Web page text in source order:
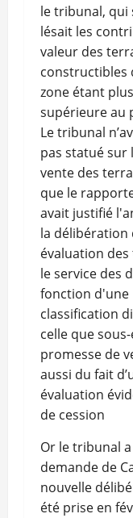
le tribunal, qui
lésait les
valeur des
constructibles
zone étant
supérieure au
Le tribunal
pas statué sur
vente des
que le
avait justifié
la délibération
évaluation
le service des
fonction d'une
classification
celle que
promesse de
aussi du fait
évaluation
de cession
Or le tribunal
demande de
nouvelle
été prise en